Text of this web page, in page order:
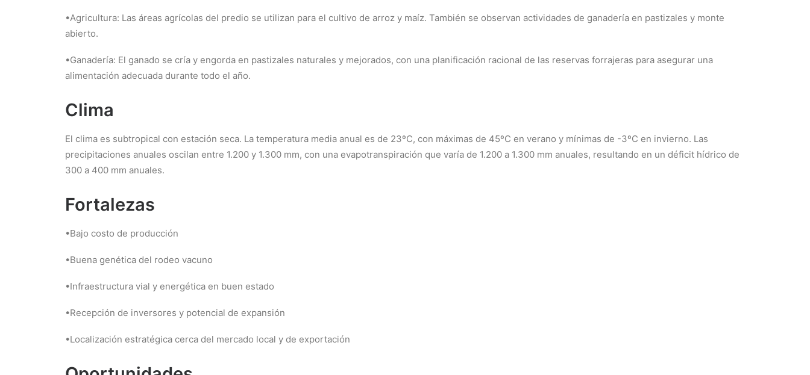
•Agricultura: Las áreas agrícolas del predio se utilizan para el cultivo de arroz y maíz. También se observan actividades de ganadería en pastizales y monte
abierto.
•Ganadería: El ganado se cría y engorda en pastizales naturales y mejorados, con una planificación racional de las reservas forrajeras para asegurar una
alimentación adecuada durante todo el año.
Clima
El clima es subtropical con estación seca. La temperatura media anual es de 23ºC, con máximas de 45ºC en verano y mínimas de -3ºC en invierno. Las
precipitaciones anuales oscilan entre 1.200 y 1.300 mm, con una evapotranspiración que varía de 1.200 a 1.300 mm anuales, resultando en un déficit hídrico de
300 a 400 mm anuales.
Fortalezas
•Bajo costo de producción
•Buena genética del rodeo vacuno
•Infraestructura vial y energética en buen estado
•Recepción de inversores y potencial de expansión
•Localización estratégica cerca del mercado local y de exportación